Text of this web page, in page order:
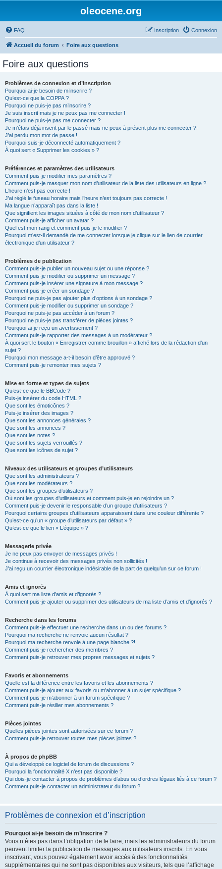
oleocene.org
FAQ Connexion
Inscription
Accueil du forum Foire aux questions
Foire aux questions
Problèmes de connexion et d’inscription
Pourquoi ai-je besoin de m’inscrire ?
Qu’est-ce que la COPPA ?
Pourquoi ne puis-je pas m’inscrire ?
Je suis inscrit mais je ne peux pas me connecter !
Pourquoi ne puis-je pas me connecter ?
Je m’étais déjà inscrit par le passé mais ne peux à présent plus me connecter ?!
J’ai perdu mon mot de passe !
Pourquoi suis-je déconnecté automatiquement ?
À quoi sert « Supprimer les cookies » ?
Préférences et paramètres des utilisateurs
Comment puis-je modifier mes paramètres ?
Comment puis-je masquer mon nom d’utilisateur de la liste des utilisateurs en ligne ?
L’heure n’est pas correcte !
J’ai réglé le fuseau horaire mais l’heure n’est toujours pas correcte !
Ma langue n’apparaît pas dans la liste !
Que signifient les images situées à côté de mon nom d’utilisateur ?
Comment puis-je afficher un avatar ?
Quel est mon rang et comment puis-je le modifier ?
Pourquoi m’est-il demandé de me connecter lorsque je clique sur le lien de courrier
électronique d’un utilisateur ?
Problèmes de publication
Comment puis-je publier un nouveau sujet ou une réponse ?
Comment puis-je modifier ou supprimer un message ?
Comment puis-je insérer une signature à mon message ?
Comment puis-je créer un sondage ?
Pourquoi ne puis-je pas ajouter plus d’options à un sondage ?
Comment puis-je modifier ou supprimer un sondage ?
Pourquoi ne puis-je pas accéder à un forum ?
Pourquoi ne puis-je pas transférer de pièces jointes ?
Pourquoi ai-je reçu un avertissement ?
Comment puis-je rapporter des messages à un modérateur ?
À quoi sert le bouton « Enregistrer comme brouillon » affiché lors de la rédaction d’un
sujet ?
Pourquoi mon message a-t-il besoin d’être approuvé ?
Comment puis-je remonter mes sujets ?
Mise en forme et types de sujets
Qu’est-ce que le BBCode ?
Puis-je insérer du code HTML ?
Que sont les émoticônes ?
Puis-je insérer des images ?
Que sont les annonces générales ?
Que sont les annonces ?
Que sont les notes ?
Que sont les sujets verrouillés ?
Que sont les icônes de sujet ?
Niveaux des utilisateurs et groupes d’utilisateurs
Que sont les administrateurs ?
Que sont les modérateurs ?
Que sont les groupes d’utilisateurs ?
Où sont les groupes d’utilisateurs et comment puis-je en rejoindre un ?
Comment puis-je devenir le responsable d’un groupe d’utilisateurs ?
Pourquoi certains groupes d’utilisateurs apparaissent dans une couleur différente ?
Qu’est-ce qu’un « groupe d’utilisateurs par défaut » ?
Qu’est-ce que le lien « L’équipe » ?
Messagerie privée
Je ne peux pas envoyer de messages privés !
Je continue à recevoir des messages privés non sollicités !
J’ai reçu un courrier électronique indésirable de la part de quelqu’un sur ce forum !
Amis et ignorés
À quoi sert ma liste d’amis et d’ignorés ?
Comment puis-je ajouter ou supprimer des utilisateurs de ma liste d’amis et d’ignorés ?
Recherche dans les forums
Comment puis-je effectuer une recherche dans un ou des forums ?
Pourquoi ma recherche ne renvoie aucun résultat ?
Pourquoi ma recherche renvoie à une page blanche ?!
Comment puis-je rechercher des membres ?
Comment puis-je retrouver mes propres messages et sujets ?
Favoris et abonnements
Quelle est la différence entre les favoris et les abonnements ?
Comment puis-je ajouter aux favoris ou m’abonner à un sujet spécifique ?
Comment puis-je m’abonner à un forum spécifique ?
Comment puis-je résilier mes abonnements ?
Pièces jointes
Quelles pièces jointes sont autorisées sur ce forum ?
Comment puis-je retrouver toutes mes pièces jointes ?
À propos de phpBB
Qui a développé ce logiciel de forum de discussions ?
Pourquoi la fonctionnalité X n’est pas disponible ?
Qui dois-je contacter à propos de problèmes d’abus ou d’ordres légaux liés à ce forum ?
Comment puis-je contacter un administrateur du forum ?
Problèmes de connexion et d’inscription
Pourquoi ai-je besoin de m’inscrire ?
Vous n’êtes pas dans l’obligation de le faire, mais les administrateurs du forum
peuvent limiter la publication de messages aux utilisateurs inscrits. En vous
inscrivant, vous pouvez également avoir accès à des fonctionnalités
supplémentaires qui ne sont pas disponibles aux visiteurs, tels que l’affichage